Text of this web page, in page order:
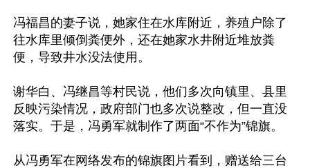
冯福昌的妻子说，她家住在水库附近，养殖户除了
往水库里倾倒粪便外，还在她家水井附近堆放粪
便，导致井水没法使用。
谢华白、冯继昌等村民说，他们多次向镇里、县里
反映污染情况，政府部门也多次说整改，但一直没
落实。于是，冯勇军就制作了两面“不作为”锦旗。
从冯勇军在网络发布的锦旗图片看到，赠送给三台